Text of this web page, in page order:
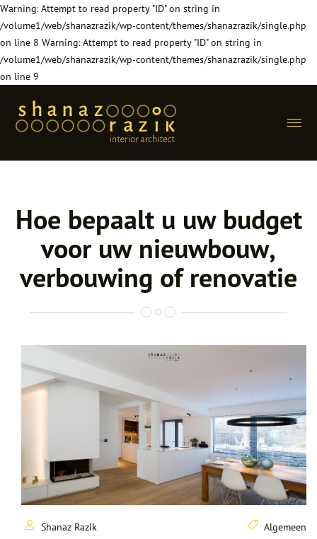
Warning: Attempt to read property "ID" on string in
/volume1/web/shanazrazik/wp-content/themes/shanazrazik/single.php
on line 8 Warning: Attempt to read property "ID" on string in
/volume1/web/shanazrazik/wp-content/themes/shanazrazik/single.php
on line 9
projecten
aanpak
shanaz
referenties
contact
Taalkeuze
nl en
Hoe bepaalt u uw budget
voor uw nieuwbouw,
verbouwing of renovatie
Shanaz Razik Algemeen